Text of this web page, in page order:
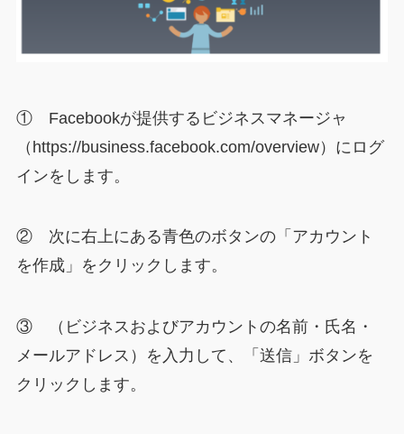
① Facebookが提供するビジネスマネージャ
（https://business.facebook.com/overview）にログ
インをします。
② 次に右上にある青色のボタンの「アカウント
を作成」をクリックします。
③ （ビジネスおよびアカウントの名前・氏名・
メールアドレス）を入力して、「送信」ボタンを
クリックします。